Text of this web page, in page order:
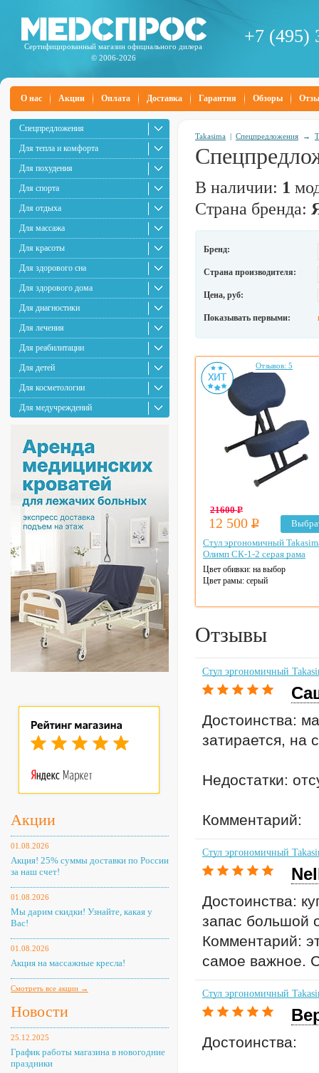
Сертифицированный магазин официального дилера
© 2006-2026
+7 (495)
О нас Акции Оплата Доставка Гарантия Обзоры
Спецпредложения
Для тепла и комфорта
Для похудения
Для спорта
Для отдыха
Для массажа
Для красоты
Для здорового сна
Для здорового дома
Для диагностики
Для лечения
Для реабилитации
Для детей
Для косметологии
Для медучреждений
Акции
01.08.2026
Акция! 25% суммы доставки по России
за наш счет!
01.08.2026
Мы дарим скидки! Узнайте, какая у
Вас!
01.08.2026
Акция на массажные кресла!
Смотреть все акции →
Новости
25.12.2025
График работы магазина в новогодние
праздники
Takasima | Спецпредложения →
В наличии: 1
Страна бренда:
Бренд:
Страна производителя:
Цена, руб:
Показывать первыми:
Отзывов: 5
21600Р
12 500 Р
Стул эргономичный
Олимп СК-1-2 серая рама
Цвет обивки: на выбор
Цвет рамы: серый
Отзывы
Стул эргономичный
Достоинства:
затирается, на
Недостатки:
Комментарий:
Стул эргономичный
Достоинства:
запас большой
Комментарий:
самое важное.
Стул эргономичный
Достоинства: